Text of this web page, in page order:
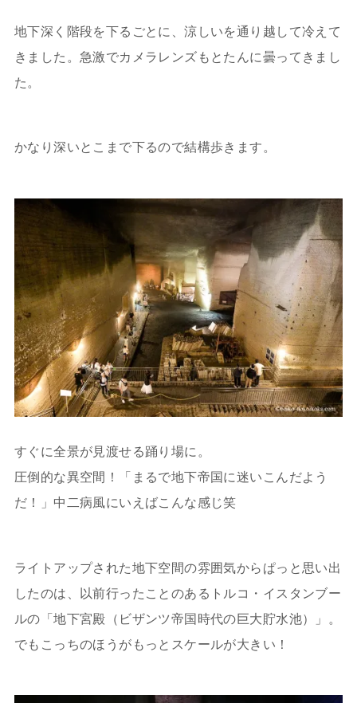
地下深く階段を下るごとに、涼しいを通り越して冷えて
きました。急激でカメラレンズもとたんに曇ってきまし
た。
かなり深いとこまで下るので結構歩きます。
すぐに全景が見渡せる踊り場に。
圧倒的な異空間！「まるで地下帝国に迷いこんだよう
だ！」中二病風にいえばこんな感じ笑
ライトアップされた地下空間の雰囲気からぱっと思い出
したのは、以前行ったことのあるトルコ・イスタンブー
ルの「地下宮殿（ビザンツ帝国時代の巨大貯水池）」。
でもこっちのほうがもっとスケールが大きい！